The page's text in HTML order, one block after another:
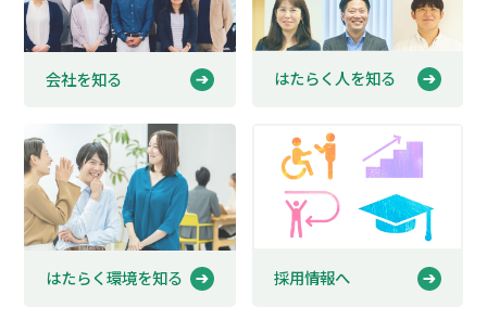
会社を知る はたらく人を知る
はたらく環境を知る 採用情報へ